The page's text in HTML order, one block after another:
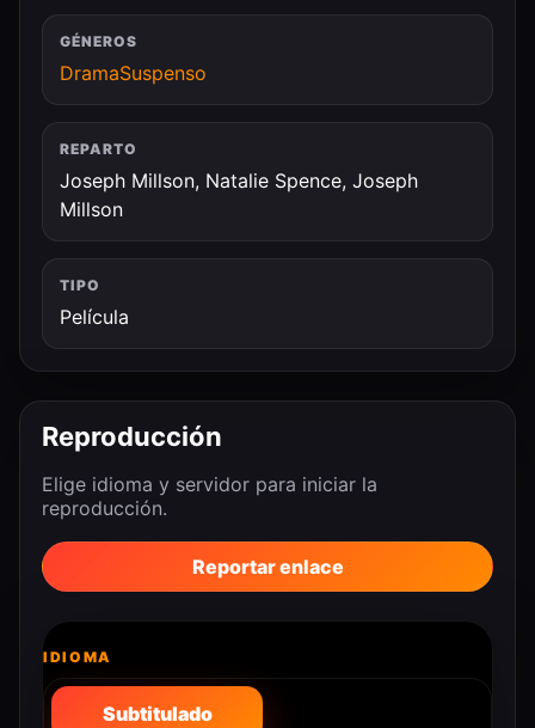
GÉNEROS
DramaSuspenso
REPARTO
Joseph Millson, Natalie Spence, Joseph
Millson
TIPO
Película
Reproducción
Elige idioma y servidor para iniciar la
reproducción.
Reportar enlace
IDIOMA
Subtitulado